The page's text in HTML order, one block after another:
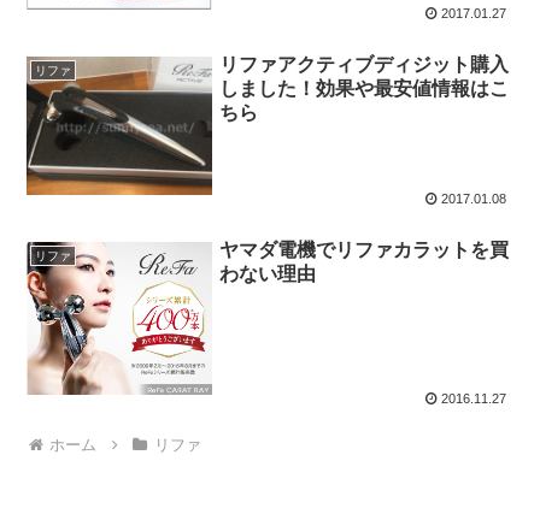
2017.01.27
リファ
リファアクティブディジット購入
しました！効果や最安値情報はこ
ちら
2017.01.08
リファ
ヤマダ電機でリファカラットを買
わない理由
2016.11.27
ホーム リファ